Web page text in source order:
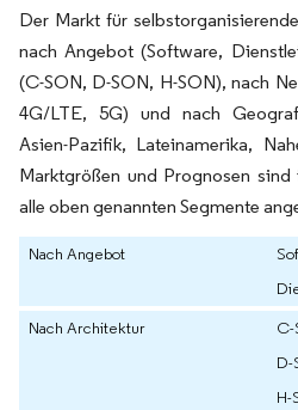
Der Markt für
nach Angebot (Software,
(C-SON, D-SON, H-SON), nach
4G/LTE, 5G) und nach
Asien-Pazifik, Lateinamerika,
Marktgrößen und Prognosen
alle oben genannten Segmente
Nach Angebot
Nach Architektur
C-
D-
H-